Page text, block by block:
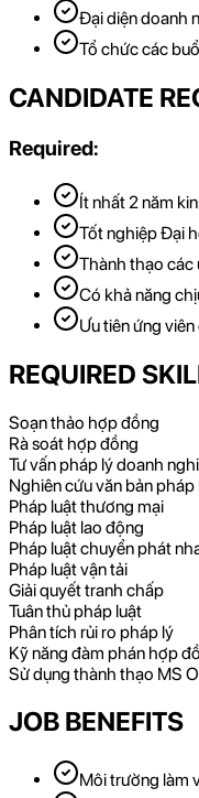
Đại diện doanh
Tổ chức các
CANDIDATE
Required:
Ít nhất 2 năm
Tốt nghiệp Đại
Thành thạo các
Có khả năng
Ưu tiên ứng
REQUIRED
Soạn thảo hợp đồng
Rà soát hợp đồng
Tư vấn pháp lý doanh
Nghiên cứu văn bản pháp
Pháp luật thương mại
Pháp luật lao động
Pháp luật chuyển phát
Pháp luật vận tải
Giải quyết tranh chấp
Tuân thủ pháp luật
Phân tích rủi ro pháp lý
Kỹ năng đàm phán hợp
Sử dụng thành thạo MS
JOB BENEFITS
Môi trường làm